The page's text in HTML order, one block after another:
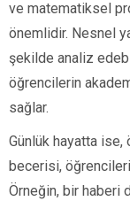
ve matematiksel
önemlidir. Nesnel
şekilde analiz
öğrencilerin
sağlar.
Günlük hayatta ise,
becerisi,
Örneğin, bir haberi